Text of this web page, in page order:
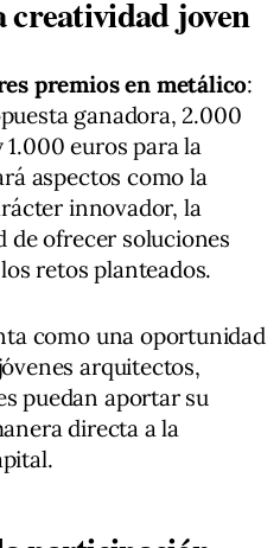
creatividad joven
premios en metálico:
ganadora, 2.000
euros para la
aspectos como la
innovador, la
de ofrecer soluciones
retos planteados.
como una oportunidad
arquitectos,
puedan aportar su
directa a la